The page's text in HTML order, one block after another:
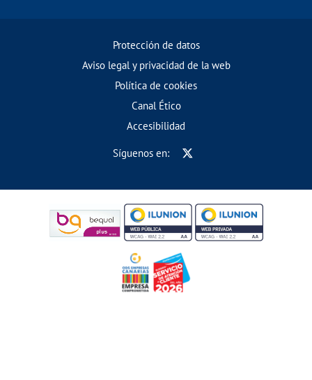
Protección de datos
Aviso legal y privacidad de la web
Política de cookies
Canal Ético
Accesibilidad
Síguenos en: